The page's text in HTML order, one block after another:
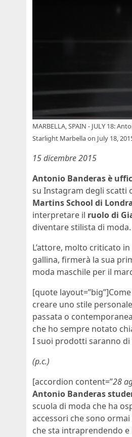
MARBELLA, SPAIN - JULY 18:
Starlight Marbella on July 18,
15 dicembre 2015
Antonio Banderas è
su Instagram degli scatti
Martins School di
interpretare il ruolo di
diventare stilista di moda.
L’attore, molto criticato
gallina, firmerà la sua
moda maschile per il
[quote
creare uno stile
passata o
che ho sempre notato
I suoi prodotti saranno di
(p.c.)
[accordion content=”28
Antonio Banderas
scuola di moda che ha
accessori che sono
che sta intraprendendo